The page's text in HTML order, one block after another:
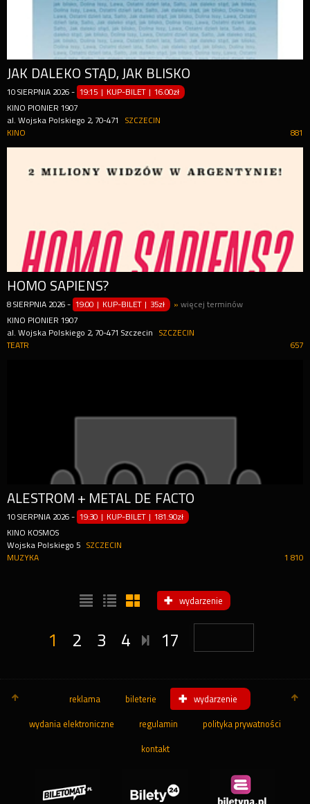
JAK DALEKO STĄD, JAK BLISKO
10 SIERPNIA 2026 - 19:15 | KUP-BILET |16.00zł
KINO PIONIER 1907
al. Wojska Polskiego 2, 70-471
SZCZECIN
881
KINO
HOMO SAPIENS?
8 SIERPNIA 2026 - 19:00 | KUP-BILET | 35zł »więcej terminów
KINO PIONIER 1907
al. Wojska Polskiego 2, 70-471 Szczecin
SZCZECIN
657
TEATR
ALESTROM + METAL DE FACTO
10 SIERPNIA 2026 - 19:30 | KUP-BILET |181.90zł
KINO KOSMOS
Wojska Polskiego 5
SZCZECIN
1 810
MUZYKA
wydarzenie
1 2 3 4 17
reklama bileterie wydarzenie
wydania elektroniczne regulamin polityka prywatności
kontakt